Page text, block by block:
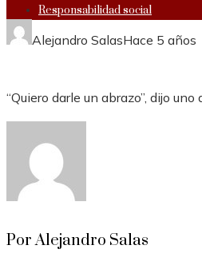
Responsabilidad social
Alejandro SalasHace 5 años
“Quiero darle un abrazo”, dijo uno
Por Alejandro Salas